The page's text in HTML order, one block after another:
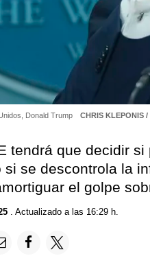
Donald Trump CHRIS KLEPONIS
tendrá que decidir
si se descontrola la
el golpe
. Actualizado a las 16:29 h.